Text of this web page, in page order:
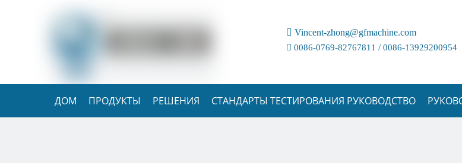
 Vincent-zhong@gfmachine.com
 0086-0769-82767811 / 0086-13929200954
ДОМ ПРОДУКТЫ РЕШЕНИЯ СТАНДАРТЫ ТЕСТИРОВАНИЯ РУКОВОДСТВО